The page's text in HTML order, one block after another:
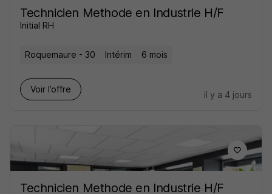
Technicien Methode en Industrie H/F
Initial RH
Roquemaure - 30 Intérim 6 mois
Voir l’offre
il y a 4 jours
Technicien Methode en Industrie H/F